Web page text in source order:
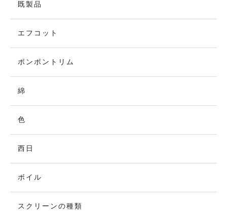
既製品
エフコット
ポンポントリム
綿
色
西日
ボイル
スクリーンの種類